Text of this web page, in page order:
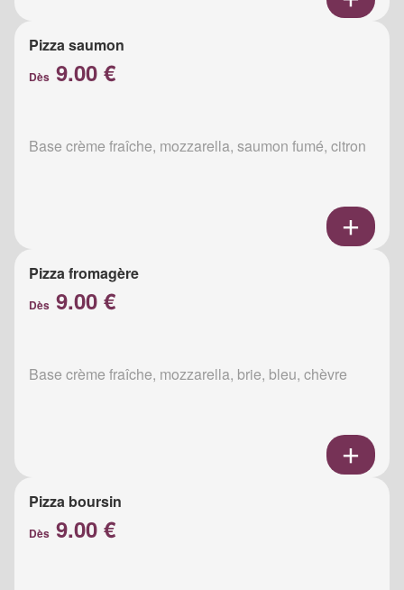
Pizza saumon
Dès 9.00 €
Base crème fraîche, mozzarella, saumon fumé, citron
Pizza fromagère
Dès 9.00 €
Base crème fraîche, mozzarella, brie, bleu, chèvre
Pizza boursin
Dès 9.00 €